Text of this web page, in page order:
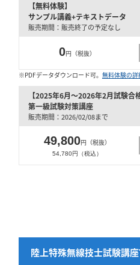
【無料体験】
サンプル講義+テキストデータ
販売期間：販売終了の予定なし
0円（税抜）
※PDFデータダウンロード可。 無料体験の詳
【2025年6月～2026年2月試験合
第一級試験対策講座
販売期間：2026/02/08まで
49,800円（税抜）
54,780円（税込）
陸上特殊無線技士試験講